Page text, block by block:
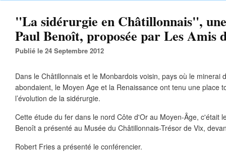
"La sidérurgie en Châtillonnais",
Paul Benoît, proposée par Les Amis
Publié le 24 Septembre 2012
Dans le Châtillonnais et le Monbardois voisin, pays où le minerai
abondaient, le Moyen Age et la Renaissance ont tenu une place
l’évolution de la sidérurgie.
Cette étude du fer dans le nord Côte d'Or au Moyen-Âge, c'était
Benoît a présenté au Musée du Châtillonnais-Trésor de Vix,
Robert Fries a présenté le conférencier.